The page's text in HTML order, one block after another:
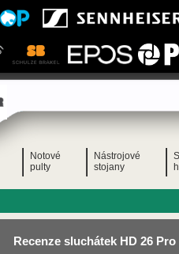
Recenze sluchátek HD 26
Notové
pulty
Nástrojové
stojany